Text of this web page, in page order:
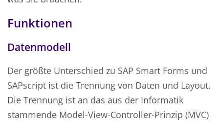
Funktionen
Datenmodell
Der größte Unterschied zu SAP Smart Forms und
SAPscript ist die Trennung von Daten und Layout.
Die Trennung ist an das aus der Informatik
stammende Model-View-Controller-Prinzip (MVC)